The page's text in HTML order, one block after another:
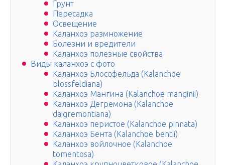
Грунт
Пересадка
Освещение
Каланхоэ размножение
Болезни и вредители
Каланхоэ полезные свойства
Виды каланхоэ с фото
Каланхоэ Блоссфельда (Kalanchoe
blossfeldiana)
Каланхоэ Мангина (Kalanchoe manginii)
Каланхоэ Дегремона (Kalanchoe
daigremontiana)
Каланхоэ перистое (Kalanchoe pinnata)
Каланхоэ Бента (Kalanchoe bentii)
Каланхоэ войлочное (Kalanchoe
tomentosa)